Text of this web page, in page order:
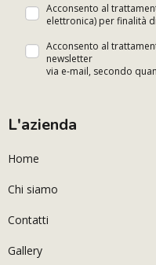
Acconsento al
elettronica) per finalità
Acconsento al
newsletter
via e-mail, secondo
L'azienda
Home
Chi siamo
Contatti
Gallery